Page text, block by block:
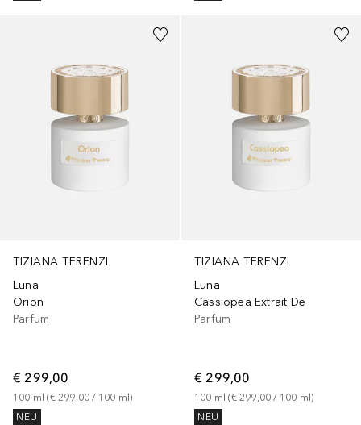
TIZIANA TERENZI
Luna
Orion
Parfum
€ 299,00
100 ml (€ 299,00 / 100 ml)
NEU
TIZIANA TERENZI
Luna
Cassiopea Extrait De
Parfum
€ 299,00
100 ml (€ 299,00 / 100 ml)
NEU